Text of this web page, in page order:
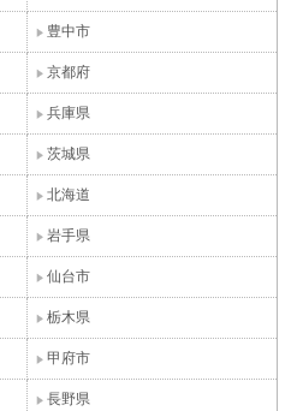
豊中市
京都府
兵庫県
茨城県
北海道
岩手県
仙台市
栃木県
甲府市
長野県